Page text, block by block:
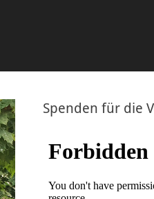
Spenden für die